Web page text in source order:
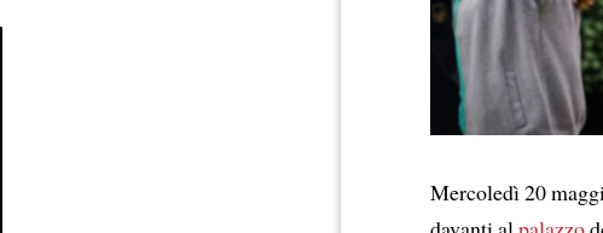
Mercoledì 20